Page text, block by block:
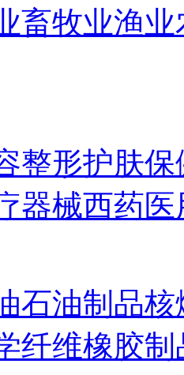
畜牧业渔业
整形护肤保
器械西药
石油制品核
纤维橡胶制